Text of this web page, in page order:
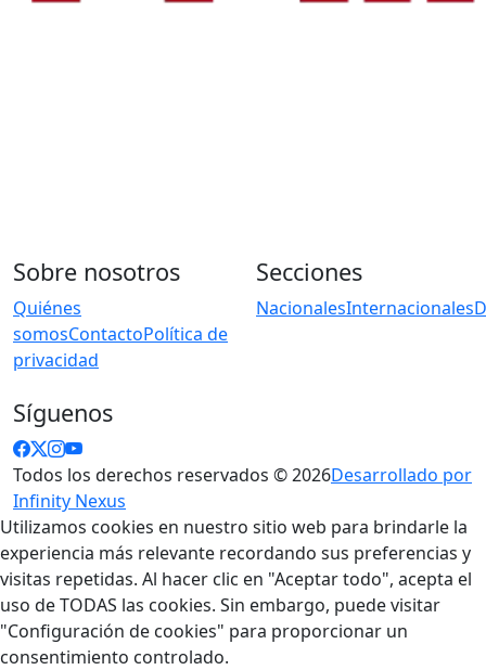
Sobre nosotros
Quiénes
somosContactoPolítica de
privacidad
Secciones
NacionalesInternacionales
Síguenos
Todos los derechos reservados © 2026Desarrollado por
Infinity Nexus
Utilizamos cookies en nuestro sitio web para brindarle la
experiencia más relevante recordando sus preferencias y
visitas repetidas. Al hacer clic en "Aceptar todo", acepta el
uso de TODAS las cookies. Sin embargo, puede visitar
"Configuración de cookies" para proporcionar un
consentimiento controlado.